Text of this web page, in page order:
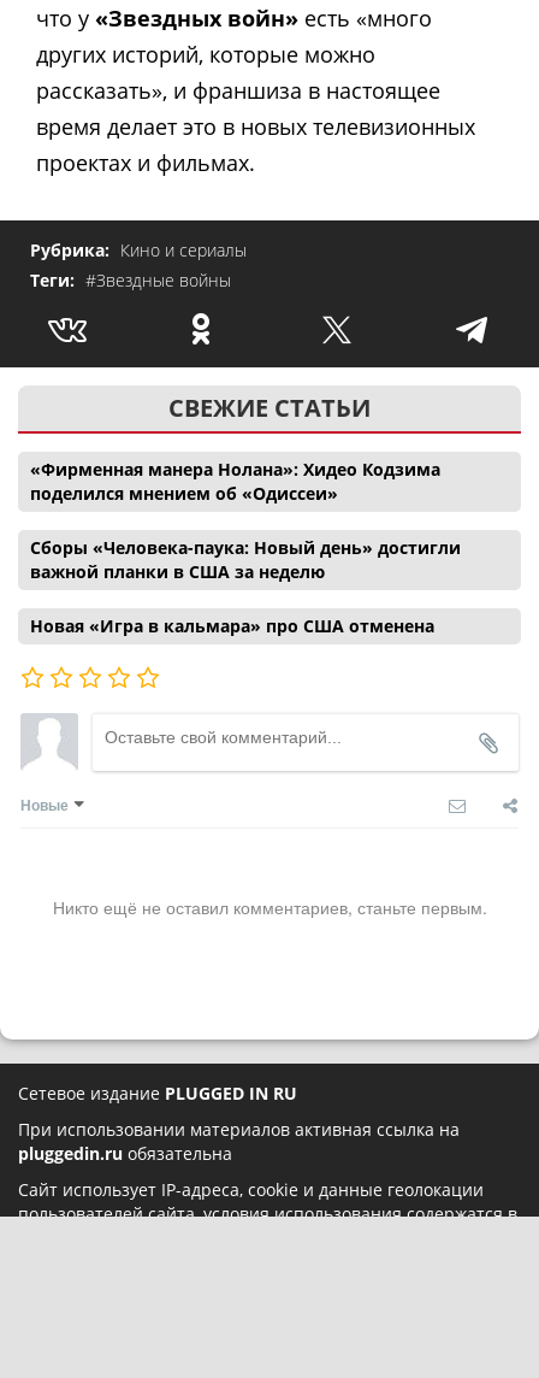
что у «Звездных войн» есть «много
других историй, которые можно
рассказать», и франшиза в настоящее
время делает это в новых телевизионных
проектах и фильмах.
Рубрика: Кино и сериалы
Теги: #Звездные войны
СВЕЖИЕ СТАТЬИ
«Фирменная манера Нолана»: Хидео Кодзима
поделился мнением об «Одиссеи»
Сборы «Человека-паука: Новый день» достигли
важной планки в США за неделю
Новая «Игра в кальмара» про США отменена
Новые
Никто ещё не оставил комментариев, станьте первым.
Сетевое издание PLUGGED IN RU
При использовании материалов активная ссылка на
pluggedin.ru обязательна
Сайт использует IP-адреса, cookie и данные геолокации
пользователей сайта, условия использования содержатся в